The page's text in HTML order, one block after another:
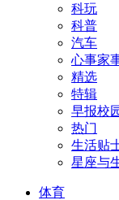
科玩
科普
汽车
心事家
精选
特辑
早报校
热门
生活贴
星座与
体育